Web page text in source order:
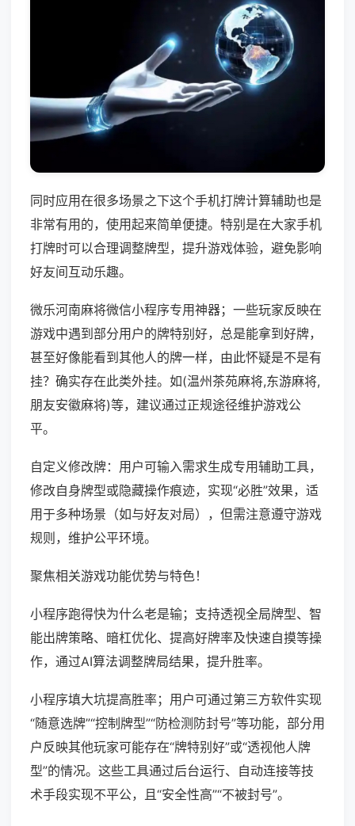
同时应用在很多场景之下这个手机打牌计算辅助也是
非常有用的，使用起来简单便捷。特别是在大家手机
打牌时可以合理调整牌型，提升游戏体验，避免影响
好友间互动乐趣。
微乐河南麻将微信小程序专用神器；一些玩家反映在
游戏中遇到部分用户的牌特别好，总是能拿到好牌，
甚至好像能看到其他人的牌一样，由此怀疑是不是有
挂？确实存在此类外挂。如(温州茶苑麻将,东游麻将,
朋友安徽麻将)等，建议通过正规途径维护游戏公
平。
自定义修改牌：用户可输入需求生成专用辅助工具，
修改自身牌型或隐藏操作痕迹，实现“必胜”效果，适
用于多种场景（如与好友对局），但需注意遵守游戏
规则，维护公平环境。
聚焦相关游戏功能优势与特色！
小程序跑得快为什么老是输；支持透视全局牌型、智
能出牌策略、暗杠优化、提高好牌率及快速自摸等操
作，通过AI算法调整牌局结果，提升胜率。
小程序填大坑提高胜率；用户可通过第三方软件实现
“随意选牌”“控制牌型”“防检测防封号”等功能，部分用
户反映其他玩家可能存在“牌特别好”或“透视他人牌
型”的情况。这些工具通过后台运行、自动连接等技
术手段实现不平公，且“安全性高”“不被封号”。